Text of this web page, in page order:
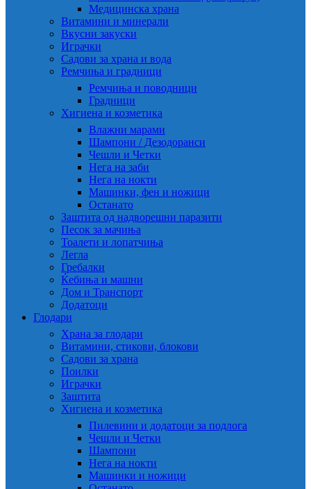
Медицинска храна
Витамини и минерали
Вкусни закуски
Играчки
Садови за храна и вода
Ремчиња и градници
Ремчиња и поводници
Градници
Хигиена и козметика
Влажни марами
Шампони / Дезодоранси
Чешли и Четки
Нега на заби
Нега на нокти
Машинки, фен и ножици
Останато
Заштита од надворешни паразити
Песок за мачиња
Тоалети и лопатчиња
Легла
Гребалки
Ќебиња и машни
Дом и Транспорт
Додатоци
Глодари
Храна за глодари
Витамини, стикови, блокови
Садови за храна
Поилки
Играчки
Заштита
Хигиена и козметика
Пилевини и додатоци за подлога
Чешли и Четки
Шампони
Нега на нокти
Машинки и ножици